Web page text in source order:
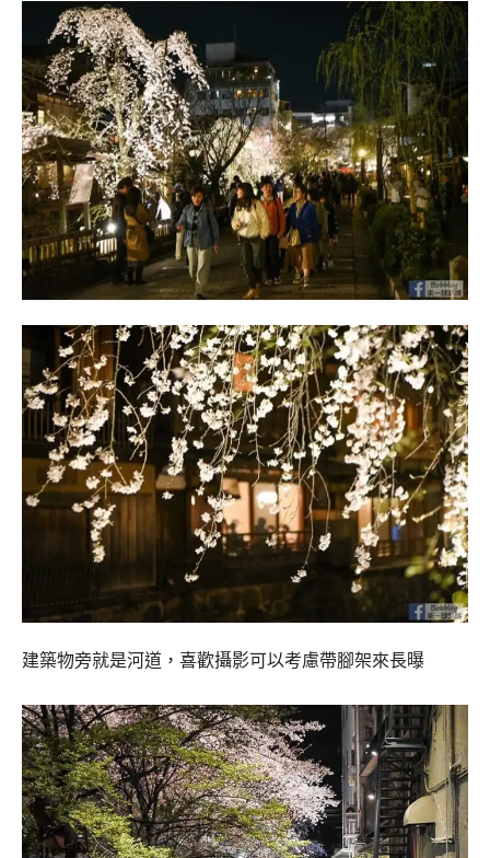
建築物旁就是河道，喜歡攝影可以考慮帶腳架來長曝